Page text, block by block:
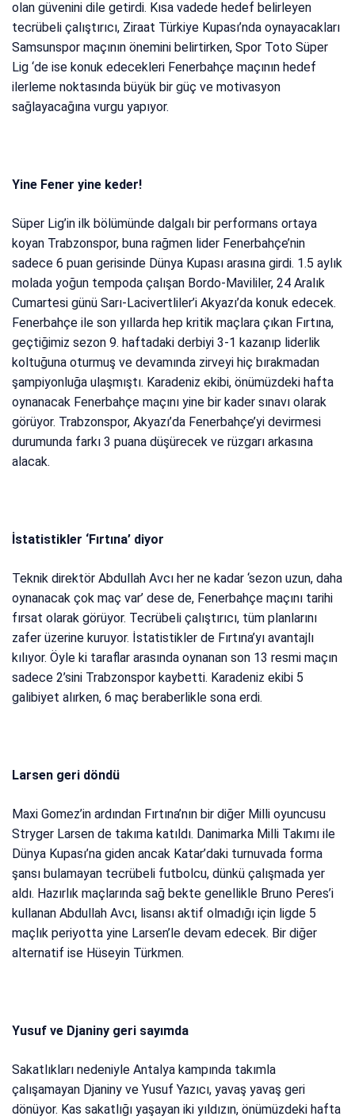
olan güvenini dile getirdi. Kısa vadede hedef belirleyen
tecrübeli çalıştırıcı, Ziraat Türkiye Kupası’nda oynayacakları
Samsunspor maçının önemini belirtirken, Spor Toto Süper
Lig ‘de ise konuk edecekleri Fenerbahçe maçının hedef
ilerleme noktasında büyük bir güç ve motivasyon
sağlayacağına vurgu yapıyor.
Yine Fener yine keder!
Süper Lig’in ilk bölümünde dalgalı bir performans ortaya
koyan Trabzonspor, buna rağmen lider Fenerbahçe’nin
sadece 6 puan gerisinde Dünya Kupası arasına girdi. 1.5 aylık
molada yoğun tempoda çalışan Bordo-Mavililer, 24 Aralık
Cumartesi günü Sarı-Lacivertliler’i Akyazı’da konuk edecek.
Fenerbahçe ile son yıllarda hep kritik maçlara çıkan Fırtına,
geçtiğimiz sezon 9. haftadaki derbiyi 3-1 kazanıp liderlik
koltuğuna oturmuş ve devamında zirveyi hiç bırakmadan
şampiyonluğa ulaşmıştı. Karadeniz ekibi, önümüzdeki hafta
oynanacak Fenerbahçe maçını yine bir kader sınavı olarak
görüyor. Trabzonspor, Akyazı’da Fenerbahçe’yi devirmesi
durumunda farkı 3 puana düşürecek ve rüzgarı arkasına
alacak.
İstatistikler ‘Fırtına’ diyor
Teknik direktör Abdullah Avcı her ne kadar ‘sezon uzun, daha
oynanacak çok maç var’ dese de, Fenerbahçe maçını tarihi
fırsat olarak görüyor. Tecrübeli çalıştırıcı, tüm planlarını
zafer üzerine kuruyor. İstatistikler de Fırtına’yı avantajlı
kılıyor. Öyle ki taraflar arasında oynanan son 13 resmi maçın
sadece 2’sini Trabzonspor kaybetti. Karadeniz ekibi 5
galibiyet alırken, 6 maç beraberlikle sona erdi.
Larsen geri döndü
Maxi Gomez’in ardından Fırtına’nın bir diğer Milli oyuncusu
Stryger Larsen de takıma katıldı. Danimarka Milli Takımı ile
Dünya Kupası’na giden ancak Katar’daki turnuvada forma
şansı bulamayan tecrübeli futbolcu, dünkü çalışmada yer
aldı. Hazırlık maçlarında sağ bekte genellikle Bruno Peres’i
kullanan Abdullah Avcı, lisansı aktif olmadığı için ligde 5
maçlık periyotta yine Larsen’le devam edecek. Bir diğer
alternatif ise Hüseyin Türkmen.
Yusuf ve Djaniny geri sayımda
Sakatlıkları nedeniyle Antalya kampında takımla
çalışamayan Djaniny ve Yusuf Yazıcı, yavaş yavaş geri
dönüyor. Kas sakatlığı yaşayan iki yıldızın, önümüzdeki hafta